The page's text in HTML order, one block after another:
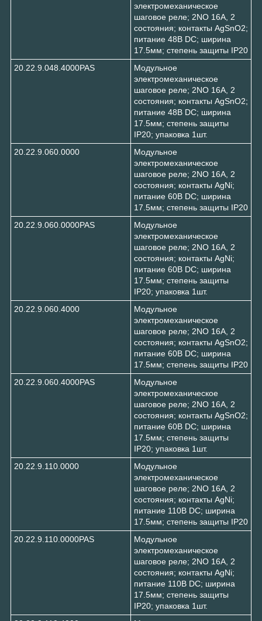
электромеханическое
шаговое реле; 2NO 16А, 2
состояния; контакты AgSnO2;
питание 48В DC; ширина
17.5мм; степень защиты IP20
20.22.9.048.4000PAS
Модульное
электромеханическое
шаговое реле; 2NO 16А, 2
состояния; контакты AgSnO2;
питание 48В DC; ширина
17.5мм; степень защиты
IP20; упаковка 1шт.
20.22.9.060.0000
Модульное
электромеханическое
шаговое реле; 2NO 16А, 2
состояния; контакты AgNi;
питание 60В DC; ширина
17.5мм; степень защиты IP20
20.22.9.060.0000PAS
Модульное
электромеханическое
шаговое реле; 2NO 16А, 2
состояния; контакты AgNi;
питание 60В DC; ширина
17.5мм; степень защиты
IP20; упаковка 1шт.
20.22.9.060.4000
Модульное
электромеханическое
шаговое реле; 2NO 16А, 2
состояния; контакты AgSnO2;
питание 60В DC; ширина
17.5мм; степень защиты IP20
20.22.9.060.4000PAS
Модульное
электромеханическое
шаговое реле; 2NO 16А, 2
состояния; контакты AgSnO2;
питание 60В DC; ширина
17.5мм; степень защиты
IP20; упаковка 1шт.
20.22.9.110.0000
Модульное
электромеханическое
шаговое реле; 2NO 16А, 2
состояния; контакты AgNi;
питание 110В DC; ширина
17.5мм; степень защиты IP20
20.22.9.110.0000PAS
Модульное
электромеханическое
шаговое реле; 2NO 16А, 2
состояния; контакты AgNi;
питание 110В DC; ширина
17.5мм; степень защиты
IP20; упаковка 1шт.